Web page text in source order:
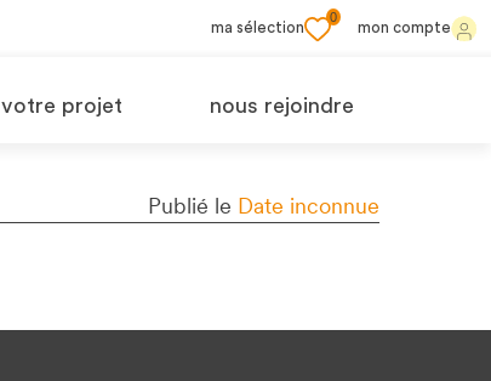
ma sélection
0
mon compte
votre projet nous rejoindre
Publié le Date inconnue